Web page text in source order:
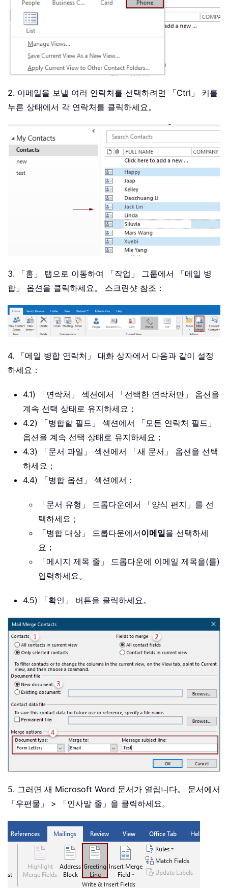
2. 이메일을 보낼 여러 연락처를 선택하려면 「Ctrl」 키를
누른 상태에서 각 연락처를 클릭하세요。
3. 「홈」 탭으로 이동하여 「작업」 그룹에서 「메일 병
합」 옵션을 클릭하세요。 스크린샷 참조：
4. 「메일 병합 연락처」 대화 상자에서 다음과 같이 설정
하세요：
4.1) 「연락처」 섹션에서 「선택한 연락처만」 옵션을
계속 선택 상태로 유지하세요；
4.2) 「병합할 필드」 섹션에서 「모든 연락처 필드」
옵션을 계속 선택 상태로 유지하세요；
4.3) 「문서 파일」 섹션에서 「새 문서」 옵션을 선택
하세요；
4.4) 「병합 옵션」 섹션에서：
「문서 유형」 드롭다운에서 「양식 편지」를 선
택하세요；
「병합 대상」 드롭다운에서이메일을 선택하세
요；
「메시지 제목 줄」 드롭다운에 이메일 제목을(를)
입력하세요。
4.5) 「확인」 버튼을 클릭하세요。
5. 그러면 새 Microsoft Word 문서가 열립니다。 문서에서
「우편물」 > 「인사말 줄」을 클릭하세요。